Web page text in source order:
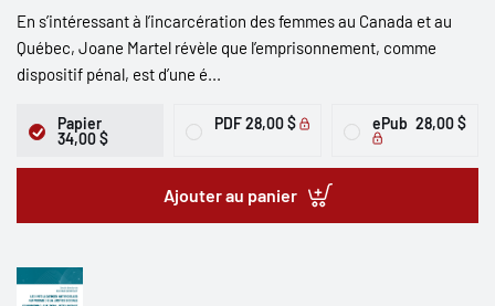
En s’intéressant à l’incarcération des femmes au Canada et au
Québec, Joane Martel révèle que l’emprisonnement, comme
dispositif pénal, est d’une é...
Papier
34,00 $
PDF28,00 $ ePub 28,00 $
Ajouter au panier